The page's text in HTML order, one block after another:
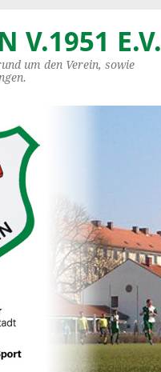
V.1951 E.V.
um den Verein, sowie